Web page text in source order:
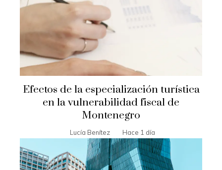
Efectos de la especialización turística
en la vulnerabilidad fiscal de
Montenegro
Lucía Benítez Hace 1 día